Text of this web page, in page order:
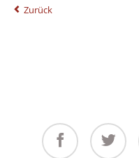
Zurück